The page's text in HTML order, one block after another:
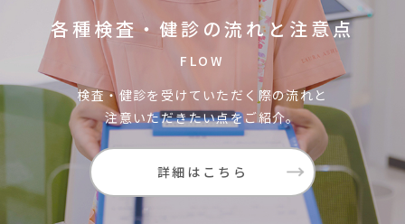
各種検査・健診の流れと注意点
FLOW
検査・健診を受けていただく際の流れと
注意いただきたい点をご紹介。
詳細はこちら